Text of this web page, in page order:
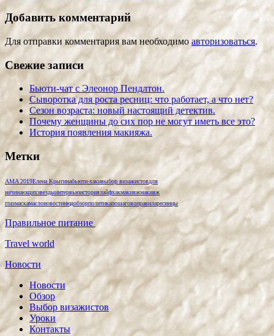
Добавить комментарий
Для отправки комментария вам необходимо авторизоваться.
Свежие записи
Бьюти-чат с Элеонор Пендлтон.
Сыворотка для роста ресниц: что работает, а что нет?
Сезон возраста: новый настоящий детектив.
Почему женщины до сих пор не могут иметь все это?
История появления макияжа.
Метки
AMA 2019Елена Крыгинабьюти-хакивыбор визажистовдля
начинающихзвездыинтервьюисториялайфхакмакияжмакияж
глазмаскамаслоновостинюдобзорполитикапошаговоправиларесницы
Правильное питание
Travel world
Новости
Новости
Обзор
Выбор визажистов
Уроки
Контакты